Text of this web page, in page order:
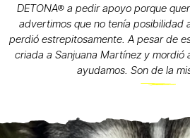
DETONA® a pedir apoyo porque
advertimos que no tenía posibilidad
perdió estrepitosamente. A pesar de
criada a Sanjuana Martínez y mordió
ayudamos. Son de la